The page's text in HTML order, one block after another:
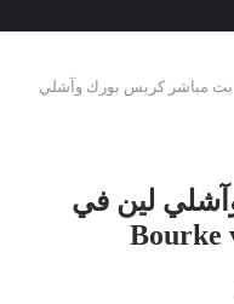
بث مباشر كريس بورك وآشلي
لين في